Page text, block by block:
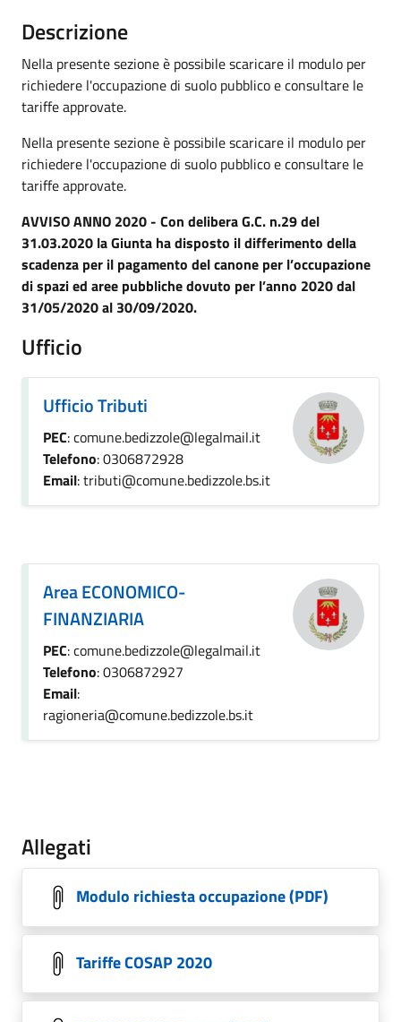
Descrizione
Nella presente sezione è possibile scaricare il modulo per
richiedere l'occupazione di suolo pubblico e consultare le
tariffe approvate.
Nella presente sezione è possibile scaricare il modulo per
richiedere l'occupazione di suolo pubblico e consultare le
tariffe approvate.
AVVISO ANNO 2020 - Con delibera G.C. n.29 del
31.03.2020 la Giunta ha disposto il differimento della
scadenza per il pagamento del canone per l’occupazione
di spazi ed aree pubbliche dovuto per l’anno 2020 dal
31/05/2020 al 30/09/2020.
Ufficio
Ufficio Tributi
PEC: comune.bedizzole@legalmail.it
Telefono: 0306872928
Email: tributi@comune.bedizzole.bs.it
Area ECONOMICO-
FINANZIARIA
PEC: comune.bedizzole@legalmail.it
Telefono: 0306872927
Email:
ragioneria@comune.bedizzole.bs.it
Allegati
Modulo richiesta occupazione (PDF)
Tariffe COSAP 2020